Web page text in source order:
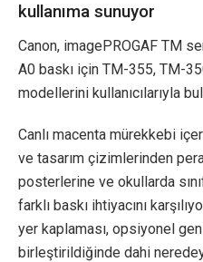
kullanıma sunuyor
Canon, imagePROGAF TM
A0 baskı için TM-355, TM-
modellerini kullanıcılarıyla
Canlı macenta mürekkebi
ve tasarım çizimlerinden
posterlerine ve okullarda
farklı baskı ihtiyacını
yer kaplaması, opsiyonel
birleştirildiğinde dahi